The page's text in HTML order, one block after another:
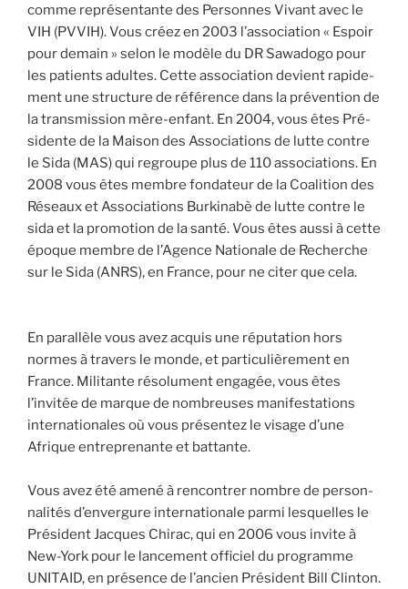
comme repré­sen­tante des Per­sonnes Vivant avec le
VIH (PVVIH). Vous créez en 2003 l’association « Espoir
pour demain » selon le modèle du DR Sawa­do­go pour
les patients adultes. Cette asso­cia­tion devient rapi­de­
ment une struc­ture de réfé­rence dans la pré­ven­tion de
la trans­mis­sion mère-enfant. En 2004, vous êtes Pré­
si­dente de la Mai­son des Asso­cia­tions de lutte contre
le Sida (MAS) qui regroupe plus de 110 asso­cia­tions. En
2008 vous êtes membre fon­da­teur de la Coa­li­tion des
Réseaux et Asso­cia­tions Bur­ki­na­bè de lutte contre le
sida et la pro­mo­tion de la san­té. Vous êtes aus­si à cette
époque membre de l’Agence Natio­nale de Recherche
sur le Sida (ANRS), en France, pour ne citer que cela.
En paral­lèle vous avez acquis une répu­ta­tion hors
normes à tra­vers le monde, et par­ti­cu­liè­re­ment en
France. Mili­tante réso­lu­ment enga­gée, vous êtes
l’invitée de marque de nom­breuses mani­fes­ta­tions
inter­na­tio­nales où vous pré­sen­tez le visage d’une
Afrique entre­pre­nante et bat­tante.
Vous avez été ame­né à ren­con­trer nombre de per­son­
na­li­tés d’envergure inter­na­tio­nale par­mi les­quelles le
Pré­sident Jacques Chi­rac, qui en 2006 vous invite à
New-York pour le lan­ce­ment offi­ciel du pro­gramme
UNITAID, en pré­sence de l’ancien Pré­sident Bill Clin­ton.